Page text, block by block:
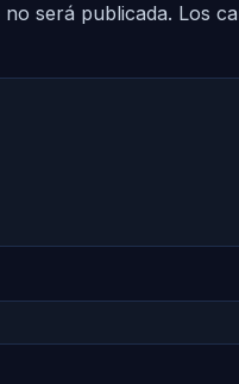
será publicada. Los